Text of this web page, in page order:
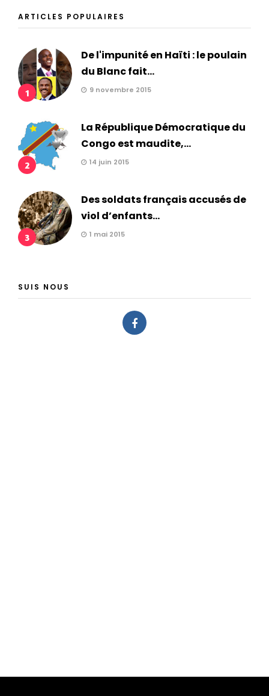
ARTICLES POPULAIRES
1
De l'impunité en Haïti : le poulain
du Blanc fait...
9 novembre 2015
2
La République Démocratique du
Congo est maudite,...
14 juin 2015
3
Des soldats français accusés de
viol d’enfants...
1 mai 2015
SUIS NOUS